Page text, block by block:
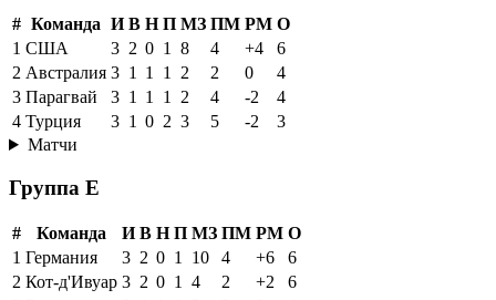
# Команда И В Н П МЗ ПМ РМ О
1 США 3 2 0 1 8 4 +4
6
2 Австралия 3 1 1 1 2 2 0
4
3 Парагвай 3 1 1 1 2 4 -2
4
4 Турция 3 1 0 2 3 5 -2
3
Матчи
Группа E
# Команда И В Н П МЗ ПМ РМ О
1 Германия 3 2 0 1 10 4 +6
6
2 Кот-д'Ивуар 3 2 0 1 4 2 +2
6